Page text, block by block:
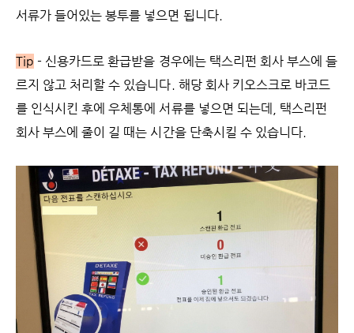
서류가 들어있는 봉투를 넣으면 됩니다.
Tip - 신용카드로 환급받을 경우에는 택스리펀 회사 부스에 들
르지 않고 처리할 수 있습니다. 해당 회사 키오스크로 바코드
를 인식시킨 후에 우체통에 서류를 넣으면 되는데, 택스리펀
회사 부스에 줄이 길 때는 시간을 단축시킬 수 있습니다.